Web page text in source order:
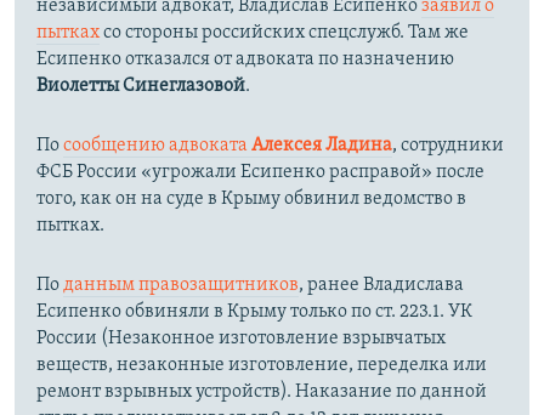
независимый адвокат, Владислав Есипенкозаявил о
пыткахсо стороны российских спецслужб. Там же
Есипенко отказался от адвоката по назначению
Виолетты Синеглазовой.
Посообщению адвоката Алексея Ладина, сотрудники
ФСБ России «угрожали Есипенко расправой» после
того, как он на суде в Крыму обвинил ведомство в
пытках.
Поданным правозащитников, ранее Владислава
Есипенко обвиняли в Крыму только по ст. 223.1. УК
России (Незаконное изготовление взрывчатых
веществ, незаконные изготовление, переделка или
ремонт взрывных устройств). Наказание по данной